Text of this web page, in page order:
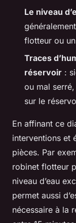
Le niveau
flotteur ou
Traces
réservoir :
ou mal
sur le
En affinant ce
interventions et
pièces. Par
robinet flotteur
niveau d’eau
permet aussi
nécessaire à la